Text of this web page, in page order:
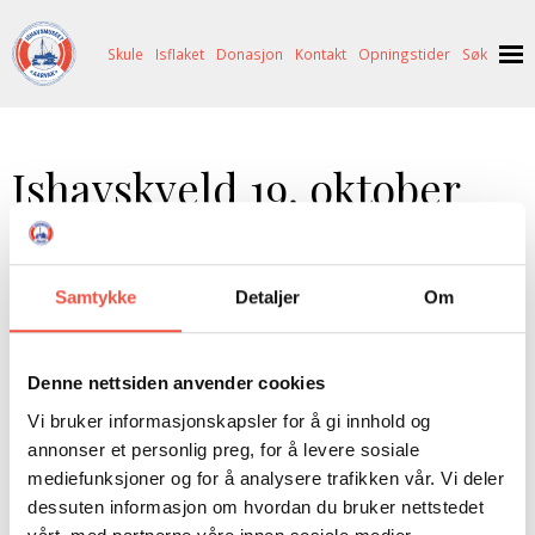
Samtykke Detaljer Om
Denne nettsiden anvender cookies
Vi bruker informasjonskapsler for å gi innhold og
annonser et personlig preg, for å levere sosiale
mediefunksjoner og for å analysere trafikken vår. Vi deler
dessuten informasjon om hvordan du bruker nettstedet
OM OSS
BESØK OSS
RAGNAR THORSETH – LEVD LIV
SVART GULL I BRANDAL CITY
HISTORIKK
ISHAVSMUSEETS VENNER
HISTORIE
PETER S. BRANDAL
BILDEGALLERI
SKULE
SKULEBESØK
Skule Isflaket Donasjon Kontakt Opningstider Søk
Ishavskveld 19. oktober
Tradisjon tru vert det ishavskveld i
forbindelse med Hareidsstemna også i år.
Onsdag 19. oktober er det klart for ein ny
hyggeleg ishavskveld i kjent stil.